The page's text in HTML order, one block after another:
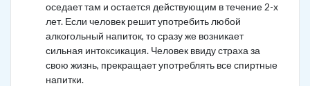
оседает там и остается действующим в течение 2-х
лет. Если человек решит употребить любой
алкогольный напиток, то сразу же возникает
сильная интоксикация. Человек ввиду страха за
свою жизнь, прекращает употреблять все спиртные
напитки.